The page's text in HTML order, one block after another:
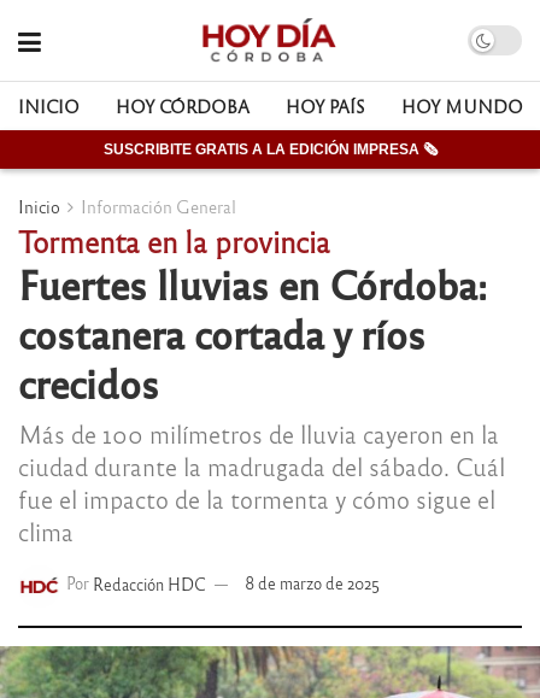
INICIO HOY CÓRDOBA HOY PAÍS HOY MUNDO
SUSCRIBITE GRATIS A LA EDICIÓN IMPRESA 🗞
Inicio Información General
Tormenta en la provincia
Fuertes lluvias en Córdoba:
costanera cortada y ríos
crecidos
Más de 100 milímetros de lluvia cayeron en la
ciudad durante la madrugada del sábado. Cuál
fue el impacto de la tormenta y cómo sigue el
clima
Por Redacción HDC 8 de marzo de 2025